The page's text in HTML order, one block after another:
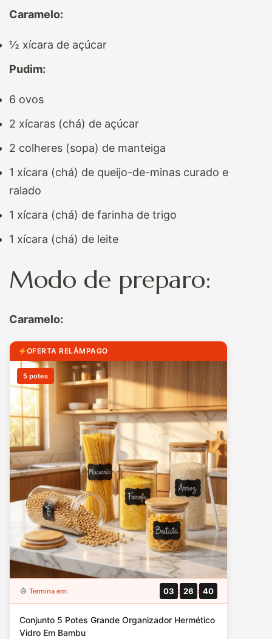
Caramelo:
½ xícara de açúcar
Pudim:
6 ovos
2 xícaras (chá) de açúcar
2 colheres (sopa) de manteiga
1 xícara (chá) de queijo-de-minas curado e
ralado
1 xícara (chá) de farinha de trigo
1 xícara (chá) de leite
Modo de preparo:
Caramelo:
OFERTA RELÂMPAGO
5 potes
Termina em: 03 : 26 : 39
Conjunto 5 Potes Grande Organizador Hermético
Vidro Em Bambu